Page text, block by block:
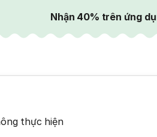
Nhận 40% trên ứng
thực hiện